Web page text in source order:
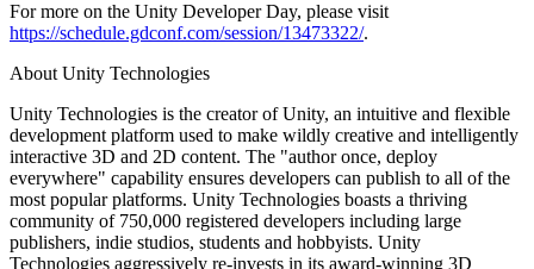
For more on the Unity Developer Day, please visit
https://schedule.gdconf.com/session/13473322/.
About Unity Technologies
Unity Technologies is the creator of Unity, an intuitive and flexible
development platform used to make wildly creative and intelligently
interactive 3D and 2D content. The "author once, deploy
everywhere" capability ensures developers can publish to all of the
most popular platforms. Unity Technologies boasts a thriving
community of 750,000 registered developers including large
publishers, indie studios, students and hobbyists. Unity
Technologies aggressively re-invests in its award-winning 3D